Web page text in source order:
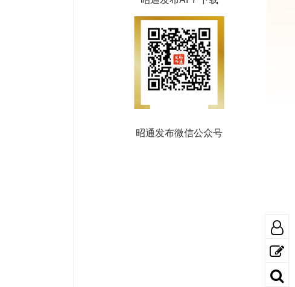
昭通发布微信公众号